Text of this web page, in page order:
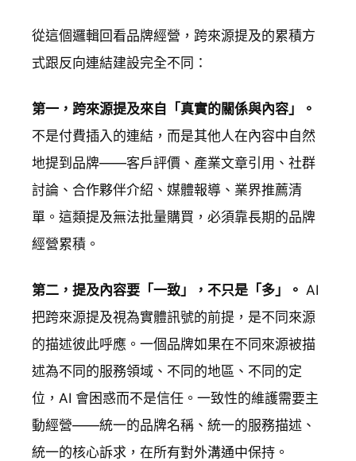
從這個邏輯回看品牌經營，跨來源提及的累積方
式跟反向連結建設完全不同：
第一，跨來源提及來自「真實的關係與內容」。
不是付費插入的連結，而是其他人在內容中自然
地提到品牌——客戶評價、產業文章引用、社群
討論、合作夥伴介紹、媒體報導、業界推薦清
單。這類提及無法批量購買，必須靠長期的品牌
經營累積。
第二，提及內容要「一致」，不只是「多」。 AI
把跨來源提及視為實體訊號的前提，是不同來源
的描述彼此呼應。一個品牌如果在不同來源被描
述為不同的服務領域、不同的地區、不同的定
位，AI 會困惑而不是信任。一致性的維護需要主
動經營——統一的品牌名稱、統一的服務描述、
統一的核心訴求，在所有對外溝通中保持。